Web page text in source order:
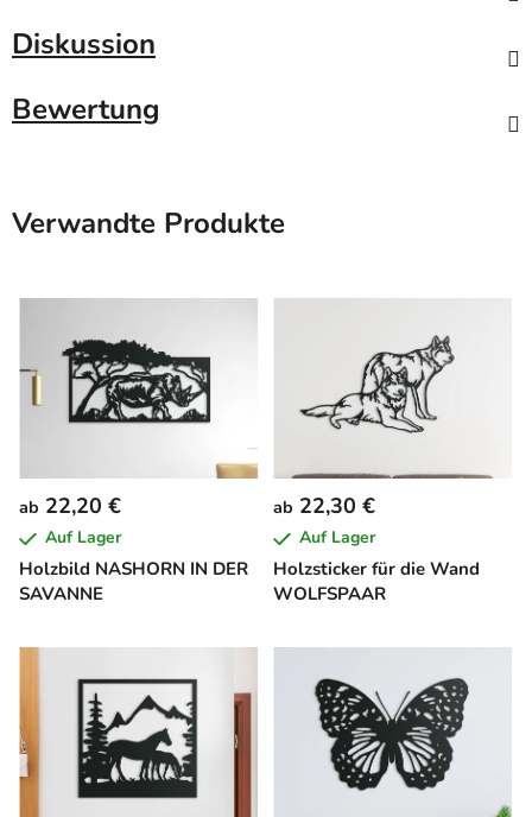
Diskussion
Bewertung
Verwandte Produkte
Holzbild NASHORN IN DER
SAVANNE
ab 22,20 €
Auf Lager
Holzsticker für die Wand
WOLFSPAAR
ab 22,30 €
Auf Lager